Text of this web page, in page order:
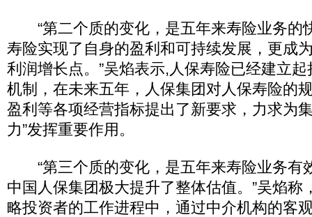
“第二个质的变化，是五年来寿险业务的
寿险实现了自身的盈利和可持续发展，更成
利润增长点。”吴焰表示,人保寿险已经建立
机制，在未来五年，人保集团对人保寿险的
盈利等各项经营指标提出了新要求，力求为
力”发挥重要作用。
“第三个质的变化，是五年来寿险业务有
中国人保集团极大提升了整体估值。”吴焰称
略投资者的工作进程中，通过中介机构的客